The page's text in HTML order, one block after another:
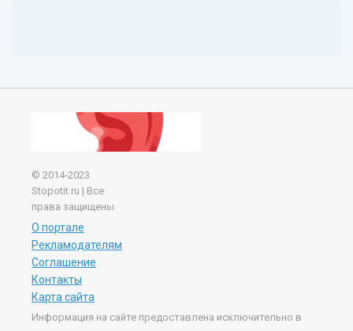
© 2014-2023
Stopotit.ru | Все
права защищены.
О портале
Рекламодателям
Соглашение
Контакты
Карта сайта
Информация на сайте предоставлена исключительно в